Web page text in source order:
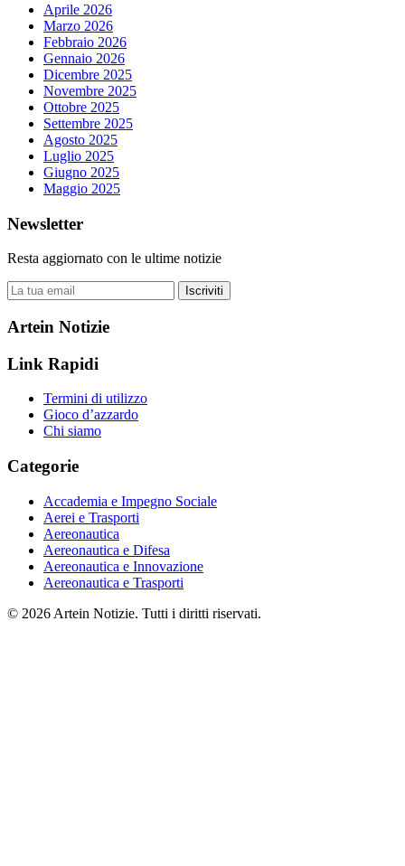
Aprile 2026
Marzo 2026
Febbraio 2026
Gennaio 2026
Dicembre 2025
Novembre 2025
Ottobre 2025
Settembre 2025
Agosto 2025
Luglio 2025
Giugno 2025
Maggio 2025
Newsletter
Resta aggiornato con le ultime notizie
Iscriviti
Artein Notizie
Link Rapidi
Termini di utilizzo
Gioco d’azzardo
Chi siamo
Categorie
Accademia e Impegno Sociale
Aerei e Trasporti
Aereonautica
Aereonautica e Difesa
Aereonautica e Innovazione
Aereonautica e Trasporti
© 2026 Artein Notizie. Tutti i diritti riservati.